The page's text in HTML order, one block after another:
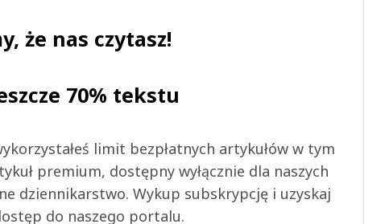
że nas czytasz!
70% tekstu
limit bezpłatnych artykułów w tym
premium, dostępny wyłącznie dla naszych
dziennikarstwo. Wykup subskrypcję i uzyskaj
do naszego portalu.